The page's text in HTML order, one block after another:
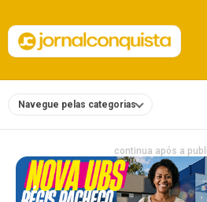
Navegue pelas categorias
continua após a